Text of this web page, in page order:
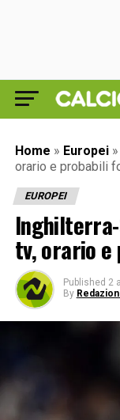
Home » Europei »
orario e probabili
EUROPEI
Inghilterra-
tv, orario e
Published 2
By